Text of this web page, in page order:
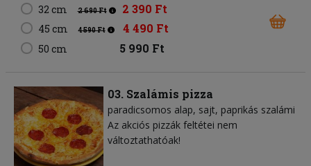
32 cm 2 690 Ft 2 390 Ft
45 cm 4 590 Ft 4 490 Ft
50 cm 5 990 Ft
03. Szalámis pizza
paradicsomos alap sajt paprikás szalámi
Az akciós pizzák feltétei nem
változtathatóak!